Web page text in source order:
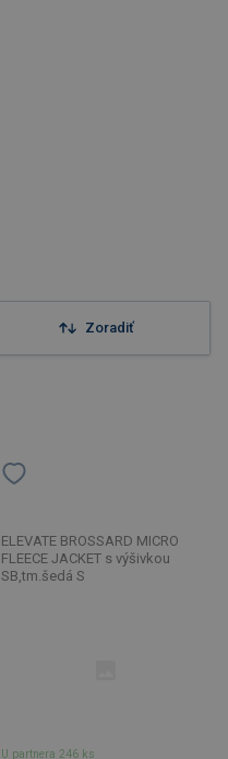
Zoradiť
ELEVATE BROSSARD MICRO
FLEECE JACKET s výšivkou
SB,tm.šedá S
U partnera 246 ks